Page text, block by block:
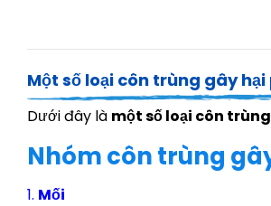
Một số loại côn trùng gây
Dưới đây là một số loại côn
Nhóm côn trùng
1. Mối